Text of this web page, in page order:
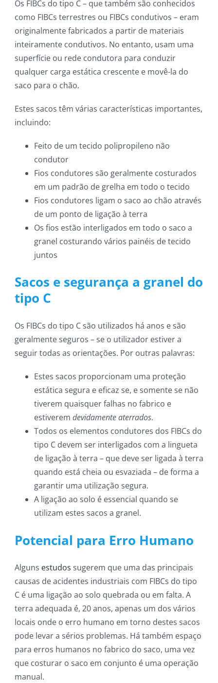
Os FIBCs do tipo C – que também são conhecidos
como FIBCs terrestres ou FIBCs condutivos – eram
originalmente fabricados a partir de materiais
inteiramente condutivos. No entanto, usam uma
superfície ou rede condutora para conduzir
qualquer carga estática crescente e movê-la do
saco para o chão.
Estes sacos têm várias características importantes,
incluindo:
Feito de um tecido polipropileno não
condutor
Fios condutores são geralmente costurados
em um padrão de grelha em todo o tecido
Fios condutores ligam o saco ao chão através
de um ponto de ligação à terra
Os fios estão interligados em todo o saco a
granel costurando vários painéis de tecido
juntos
Sacos e segurança a granel do
tipo C
Os FIBCs do tipo C são utilizados há anos e são
geralmente seguros – se o utilizador estiver a
seguir todas as orientações. Por outras palavras:
Estes sacos proporcionam uma proteção
estática segura e eficaz se, e somente se não
tiverem quaisquer falhas no fabrico e
estiverem devidamente aterrados.
Todos os elementos condutores dos FIBCs do
tipo C devem ser interligados com a lingueta
de ligação à terra – que deve ser ligada à terra
quando está cheia ou esvaziada – de forma a
garantir uma utilização segura.
A ligação ao solo é essencial quando se
utilizam estes sacos a granel.
Potencial para Erro Humano
Alguns estudos sugerem que uma das principais
causas de acidentes industriais com FIBCs do tipo
C é uma ligação ao solo quebrada ou em falta. A
terra adequada é, 20 anos, apenas um dos vários
locais onde o erro humano em torno destes sacos
pode levar a sérios problemas. Há também espaço
para erros humanos no fabrico do saco, uma vez
que costurar o saco em conjunto é uma operação
manual.